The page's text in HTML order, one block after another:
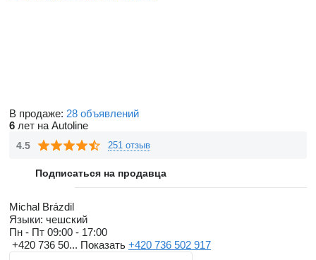
В продаже: 28 объявлений
6 лет на Autoline
4.5 251 отзыв
Подписаться на продавца
Michal Brázdil
Языки: чешский
Пн - Пт 09:00 - 17:00
+420 736 50... Показать +420 736 502 917